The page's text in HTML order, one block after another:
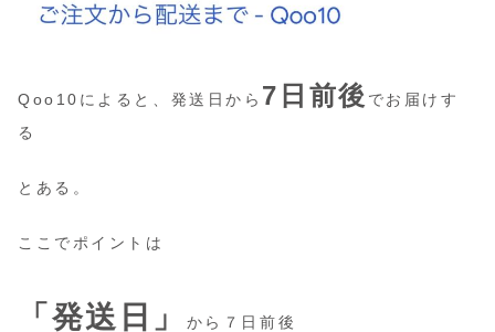
Qoo10によると、発送日から 7日前後 でお届けす
る
とある。
ここでポイントは
「発送日」 から７日前後